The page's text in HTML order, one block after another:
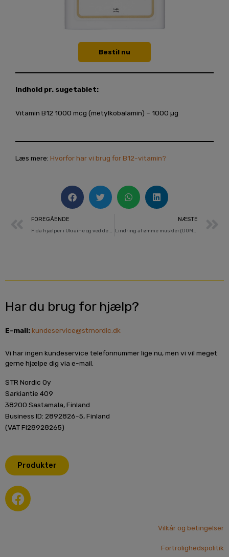
Bestil nu
Indhold pr. sugetablet:
Vitamin B12 1000 mcg (metylkobalamin) – 1000 µg
Læs mere: Hvorfor har vi brug for B12-vitamin?
Prev
FOREGÅENDE
Fida hjælper i Ukraine og ved de ukrainske grænser
NÆSTE
Lindring af ømme muskler (DOMS)
Har du brug for hjælp?
E-mail:kundeservice@strnordic.dk
Vi har ingen kundeservice telefonnummer lige nu, men vi vil meget
gerne hjælpe dig via e-mail.
STR Nordic Oy
Sarkiantie 409
38200 Sastamala, Finland
Business ID: 2892826-5, Finland
(VAT FI28928265)
Produkter
F
a
Vilkår og betingelser
Fortrolighedspolitik